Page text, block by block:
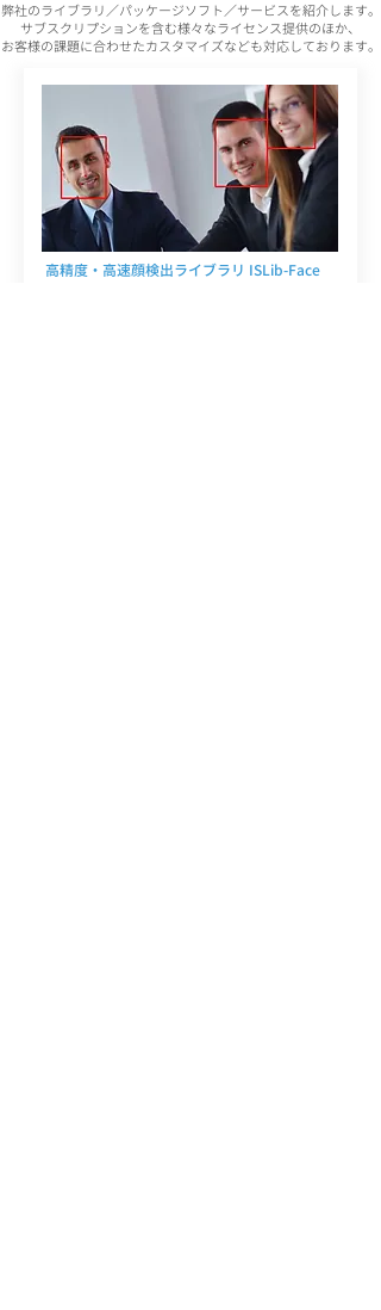
弊社のライブラリ／パッケージソフト／サービスを紹介します。
サブスクリプションを含む様々なライセンス提供のほか、
お客様の課題に合わせたカスタマイズなども対応しております。
高精度・高速顔検出ライブラリ ISLib-Face